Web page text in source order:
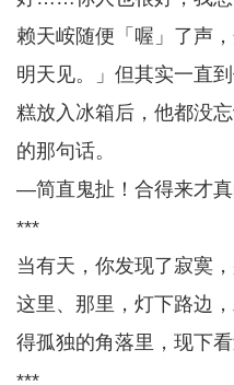
赖天峖随便「喔」了声
明天见。」但其实一直
糕放入冰箱后，他都没
的那句话。
—简直鬼扯！合得来才真
***
当有天，你发现了寂寞
这里、那里，灯下路边
得孤独的角落里，现下
***